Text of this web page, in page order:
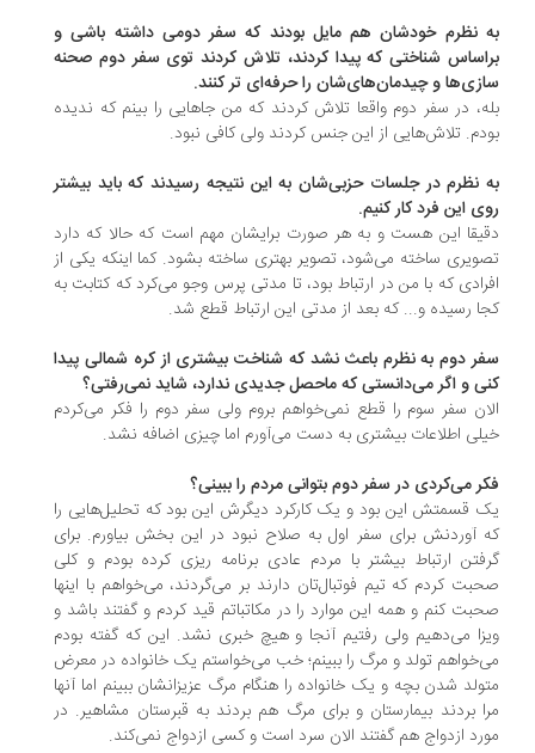
نظرم خودشان هم مایل بودند که سفر دومی داشته باشی و
شناختی که پیدا کردند، تلاش کردند توی سفر دوم صحنه
و چیدمان‌های‌شان را حرفه‌ای تر کنند.
در سفر دوم واقعا تلاش کردند که من جاهایی را بینم که ندیده
تلاش‌هایی از این جنس کردند ولی کافی نبود.
نظرم در جلسات حزبی‌شان به این نتیجه رسیدند که باید بیشتر
این فرد کار کنیم.
این هست و به هر صورت برایشان مهم است که حالا که دارد
ساخته می‌شود، تصویر بهتری ساخته بشود. کما اینکه یکی از
که با من در ارتباط بود، تا مدتی پرس وجو می‌کرد که کتابت به
رسیده و... که بعد از مدتی این ارتباط قطع شد.
دوم به نظرم باعث نشد که شناخت بیشتری از کره شمالی پیدا
و اگر می‌دانستی که ماحصل جدیدی ندارد، شاید نمی‌رفتی؟
سفر سوم را قطع نمی‌خواهم بروم ولی سفر دوم را فکر می‌کردم
اطلاعات بیشتری به دست می‌آورم اما چیزی اضافه نشد.
می‌کردی در سفر دوم بتوانی مردم را ببینی؟
قسمتش این بود و یک کارکرد دیگرش این بود که تحلیل‌هایی را
آوردنش برای سفر اول به صلاح نبود در این بخش بیاورم. برای
ارتباط بیشتر با مردم عادی برنامه ریزی کرده بودم و کلی
کردم که تیم فوتبال‌تان دارند بر می‌گردند، می‌خواهم با اینها
کنم و همه این موارد را در مکاتباتم قید کردم و گفتند باشد و
می‌دهیم ولی رفتیم آنجا و هیچ خبری نشد. این که گفته بودم
تولد و مرگ را ببینم؛ خب می‌خواستم یک خانواده در معرض
شدن بچه و یک خانواده را هنگام مرگ عزیزانشان ببینم اما آنها
بردند بیمارستان و برای مرگ هم بردند به قبرستان مشاهیر. در
ازدواج هم گفتند الان سرد است و کسی ازدواج نمی‌کند.